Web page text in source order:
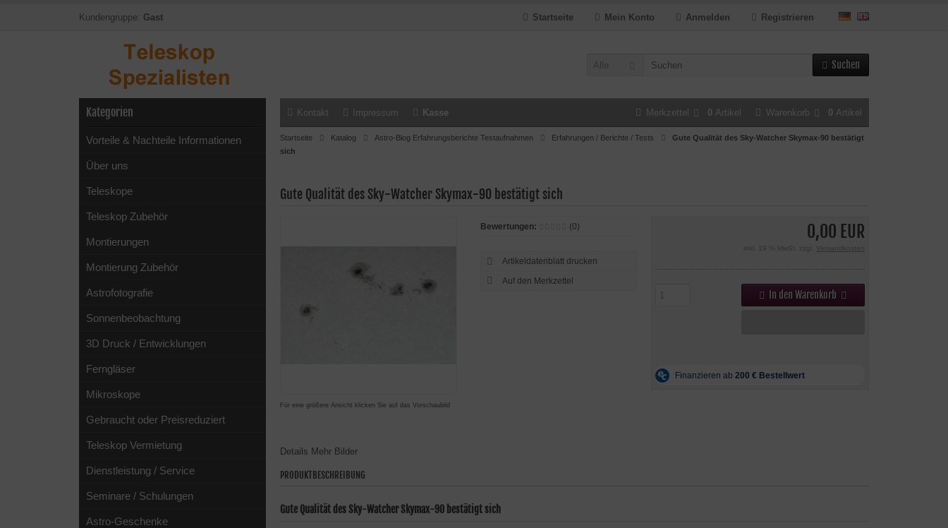
Kundengruppe: Gast Registrieren
Anmelden
Mein Konto
Startseite
Alle Suchen
Kontakt Impressum Kasse Warenkorb 0 Artikel
Merkzettel 0 Artikel
Startseite Katalog Astro-Blog Erfahrungsberichte Testaufnahmen Erfahrungen / Berichte / Tests
Gute Qualität des Sky-Watcher Skymax-90 bestätigt
sich
Gute Qualität des Sky-Watcher Skymax-90 bestätigt sich
Für eine größere Ansicht klicken Sie auf das Vorschaubild
0,00 EUR
inkl. 19 % MwSt. zzgl. Versandkosten
In den Warenkorb
Bewertungen: (0)
Artikeldatenblatt drucken
Details Mehr Bilder
PRODUKTBESCHREIBUNG
Gute Qualität des Sky-Watcher Skymax-90 bestätigt sich
Kategorien
Vorteile & Nachteile Informationen
Über uns
Teleskope
Teleskop Zubehör
Montierungen
Montierung Zubehör
Astrofotografie
Sonnenbeobachtung
3D Druck / Entwicklungen
Ferngläser
Mikroskope
Gebraucht oder Preisreduziert
Teleskop Vermietung
Dienstleistung / Service
Seminare / Schulungen
Astro-Geschenke